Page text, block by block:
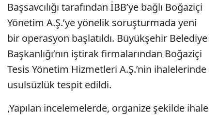
Başsavcılığı tarafından İBB’ye bağlı Boğaziçi
Yönetim A.Ş.’ye yönelik soruşturmada yeni
bir operasyon başlatıldı. Büyükşehir Belediye
Başkanlığı’nın iştirak firmalarından Boğaziçi
Tesis Yönetim Hizmetleri A.Ş.’nin ihalelerinde
usulsüzlük tespit edildi.
,Yapılan incelemelerde, organize şekilde ihale